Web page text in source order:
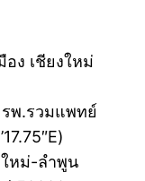
อง เชียงใหม่
รพ.รวมแพทย์
ใหม่-ลำพูน